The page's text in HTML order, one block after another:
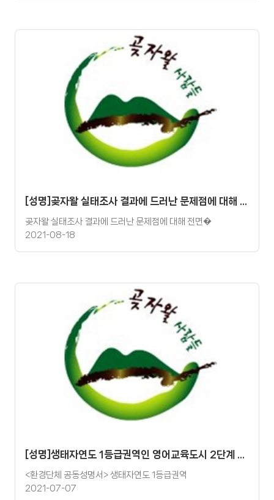
[성명]곶자왈 실태조사 결과에 드러난 문제점에 대해 전면적으로 수용하고 반영하라.
곶자왈 실태조사 결과에 드러난 문제점에 대해 전면�
2021-08-18
[성명]생태자연도 1등급권역인 영어교육도시 2단계 사업은 철회되어야 한다.
<환경단체 공동성명서> 생태자연도 1등급권역
2021-07-07